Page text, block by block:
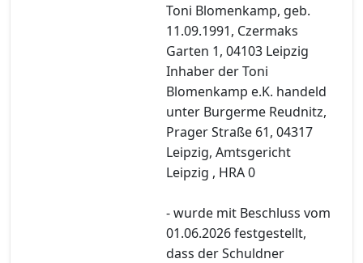
Toni Blomenkamp, geb.
11.09.1991, Czermaks
Garten 1, 04103 Leipzig
Inhaber der Toni
Blomenkamp e.K. handeld
unter Burgerme Reudnitz,
Prager Straße 61, 04317
Leipzig, Amtsgericht
Leipzig , HRA 0
- wurde mit Beschluss vom
01.06.2026 festgestellt,
dass der Schuldner